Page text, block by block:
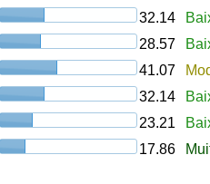
32.14
28.57
41.07
32.14
23.21
17.86